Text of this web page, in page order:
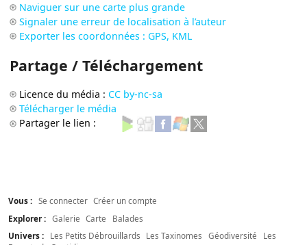
Naviguer sur une carte plus grande
Signaler une erreur de localisation à l’auteur
Exporter les coordonnées : GPS, KML
Partage / Téléchargement
Licence du média : CC by-nc-sa
Télécharger le média
Partager le lien :
Vous : Se connecter Créer un compte
Explorer : Galerie Carte
Balades
Univers :
Les Petits Débrouillards Les Taxinomes Géodiversité
Les